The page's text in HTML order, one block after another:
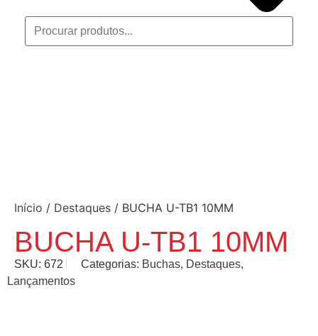
Início / Destaques / BUCHA U-TB1 10MM
BUCHA U-TB1 10MM
SKU: 672 Categorias: Buchas, Destaques,
Lançamentos